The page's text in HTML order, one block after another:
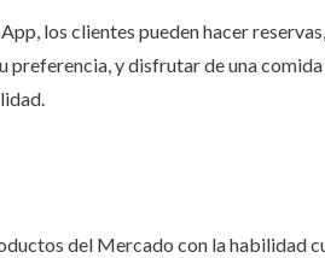
los clientes pueden hacer
preferencia, y disfrutar de una
del Mercado con la habilidad